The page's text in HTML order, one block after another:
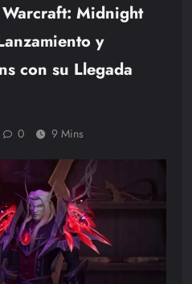
Nintendo,
Midnight
y
con su Llegada
0 9 Mins